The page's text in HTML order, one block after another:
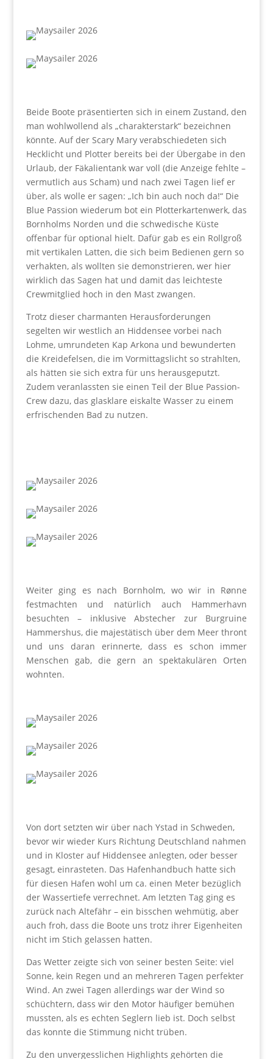
Beide Boote präsentierten sich in einem Zustand, den
man wohlwollend als „charakterstark“ bezeichnen
könnte. Auf der Scary Mary verabschiedeten sich
Hecklicht und Plotter bereits bei der Übergabe in den
Urlaub, der Fäkalientank war voll (die Anzeige fehlte –
vermutlich aus Scham) und nach zwei Tagen lief er
über, als wolle er sagen: „Ich bin auch noch da!“ Die
Blue Passion wiederum bot ein Plotterkartenwerk, das
Bornholms Norden und die schwedische Küste
offenbar für optional hielt. Dafür gab es ein Rollgroß
mit vertikalen Latten, die sich beim Bedienen gern so
verhakten, als wollten sie demonstrieren, wer hier
wirklich das Sagen hat und damit das leichteste
Crewmitglied hoch in den Mast zwangen.
Trotz dieser charmanten Herausforderungen
segelten wir westlich an Hiddensee vorbei nach
Lohme, umrundeten Kap Arkona und bewunderten
die Kreidefelsen, die im Vormittagslicht so strahlten,
als hätten sie sich extra für uns herausgeputzt.
Zudem veranlassten sie einen Teil der Blue Passion-
Crew dazu, das glasklare eiskalte Wasser zu einem
erfrischenden Bad zu nutzen.
Weiter ging es nach Bornholm, wo wir in Rønne
festmachten und natürlich auch Hammerhavn
besuchten – inklusive Abstecher zur Burgruine
Hammershus, die majestätisch über dem Meer thront
und uns daran erinnerte, dass es schon immer
Menschen gab, die gern an spektakulären Orten
wohnten.
Von dort setzten wir über nach Ystad in Schweden,
bevor wir wieder Kurs Richtung Deutschland nahmen
und in Kloster auf Hiddensee anlegten, oder besser
gesagt, einrasteten. Das Hafenhandbuch hatte sich
für diesen Hafen wohl um ca. einen Meter bezüglich
der Wassertiefe verrechnet. Am letzten Tag ging es
zurück nach Altefähr – ein bisschen wehmütig, aber
auch froh, dass die Boote uns trotz ihrer Eigenheiten
nicht im Stich gelassen hatten.
Das Wetter zeigte sich von seiner besten Seite: viel
Sonne, kein Regen und an mehreren Tagen perfekter
Wind. An zwei Tagen allerdings war der Wind so
schüchtern, dass wir den Motor häufiger bemühen
mussten, als es echten Seglern lieb ist. Doch selbst
das konnte die Stimmung nicht trüben.
Zu den unvergesslichen Highlights gehörten die